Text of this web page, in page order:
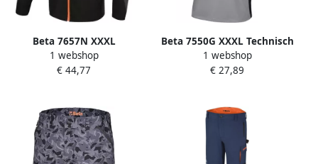
Beta 7657N XXXL
Microfleece Trui | Zwart
076570006
1 webshop
€ 44,77
Beta 7550G XXXL Technisch
Werk T-Shirt | Grijs
075500406
1 webshop
€ 27,89